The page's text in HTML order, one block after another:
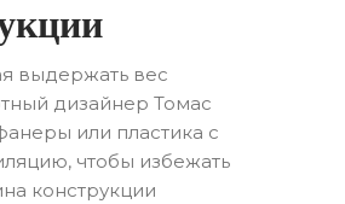
выдержать вес
дизайнер Томас
или пластика с
чтобы избежать
конструкции